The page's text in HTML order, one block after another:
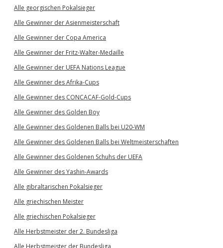
Alle georgischen Pokalsieger
Alle Gewinner der Asienmeisterschaft
Alle Gewinner der Copa America
Alle Gewinner der Fritz-Walter-Medaille
Alle Gewinner der UEFA Nations League
Alle Gewinner des Afrika-Cups
Alle Gewinner des CONCACAF-Gold-Cups
Alle Gewinner des Golden Boy
Alle Gewinner des Goldenen Balls bei U20-WM
Alle Gewinner des Goldenen Balls bei Weltmeisterschaften
Alle Gewinner des Goldenen Schuhs der UEFA
Alle Gewinner des Yashin-Awards
Alle gibraltarischen Pokalsieger
Alle griechischen Meister
Alle griechischen Pokalsieger
Alle Herbstmeister der 2. Bundesliga
Alle Herbstmeister der Bundesliga